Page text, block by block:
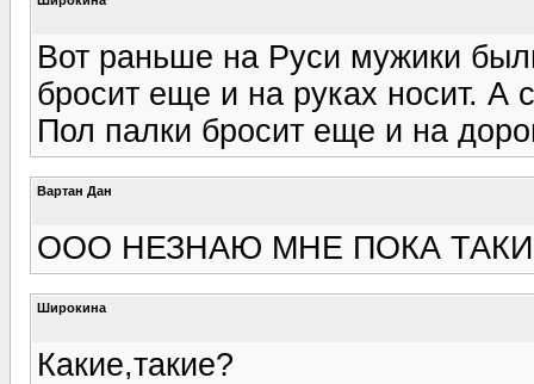
Вот раньше на Руси мужики
бросит еще и на руках носит. А
Пол палки бросит еще и на
Вартан Дан
ООО НЕЗНАЮ МНЕ ПОКА
Широкина
Какие,такие?